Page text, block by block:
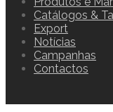
Catálogos &
Export
Notícias
Campanhas
Contactos